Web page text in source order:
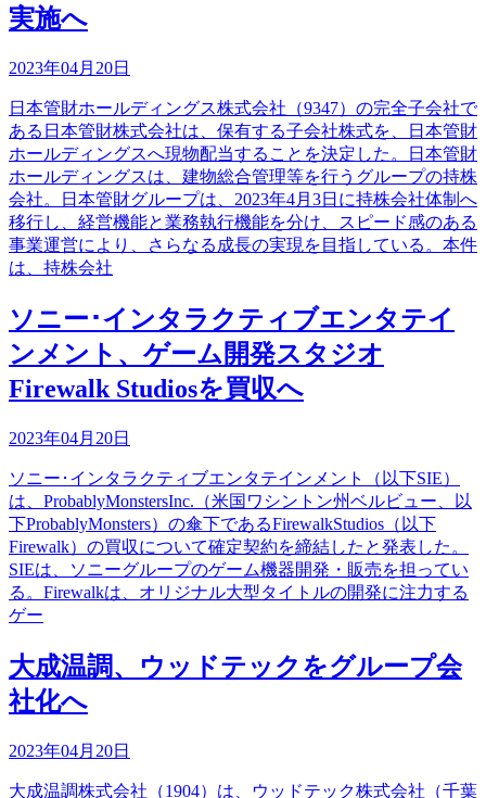
実施へ
2023年04月20日
日本管財ホールディングス株式会社（9347）の完全子会社で
ある日本管財株式会社は、保有する子会社株式を、日本管財
ホールディングスへ現物配当することを決定した。日本管財
ホールディングスは、建物総合管理等を行うグループの持株
会社。日本管財グループは、2023年4月3日に持株会社体制へ
移行し、経営機能と業務執行機能を分け、スピード感のある
事業運営により、さらなる成長の実現を目指している。本件
は、持株会社
ソニー･インタラクティブエンタテイ
ンメント、ゲーム開発スタジオ
Firewalk Studiosを買収へ
2023年04月20日
ソニー･インタラクティブエンタテインメント（以下SIE）
は、ProbablyMonstersInc.（米国ワシントン州ベルビュー、以
下ProbablyMonsters）の傘下であるFirewalkStudios（以下
Firewalk）の買収について確定契約を締結したと発表した。
SIEは、ソニーグループのゲーム機器開発・販売を担ってい
る。Firewalkは、オリジナル大型タイトルの開発に注力する
ゲー
大成温調、ウッドテックをグループ会
社化へ
2023年04月20日
大成温調株式会社（1904）は、ウッドテック株式会社（千葉